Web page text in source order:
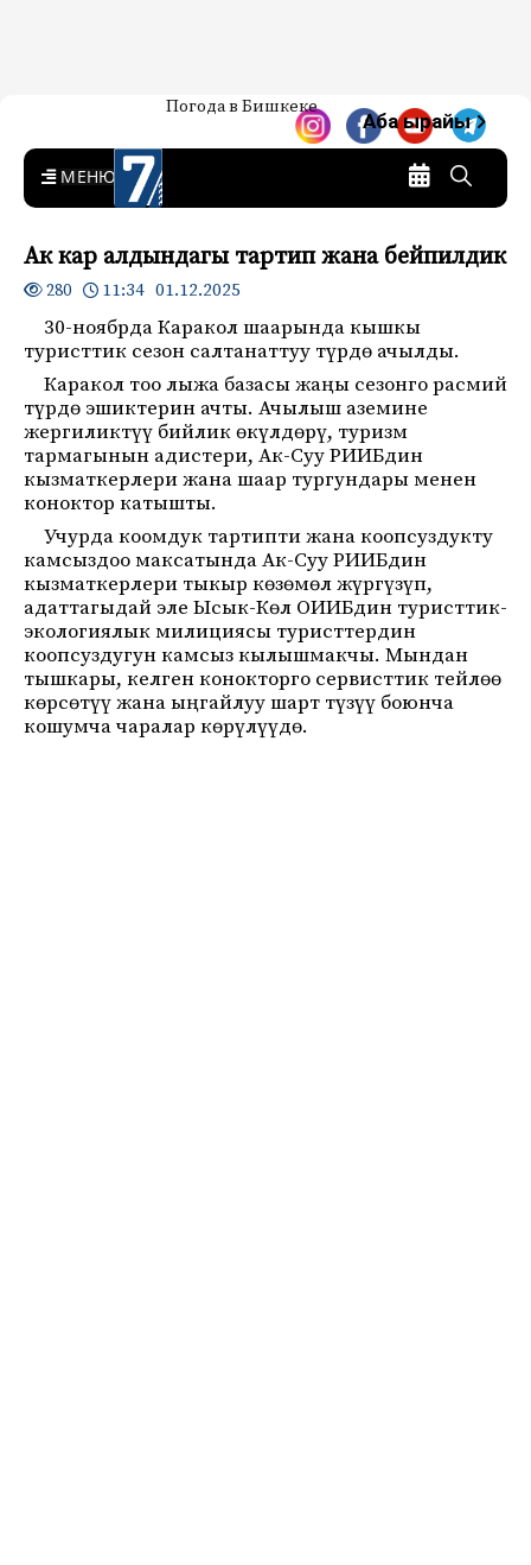
7-канал. Жаңылыктар —
Кыргызстан
Жаңылыктар — Кыргызстан
Погода в Бишкеке
Аба ырайы
MENU
Ак кар алдындагы тартип жана бейпилдик
280 11:34 01.12.2025
30-ноябрда Каракол шаарында кышкы
туристтик сезон салтанаттуу түрдө ачылды.
Каракол тоо лыжа базасы жаңы сезонго расмий
түрдө эшиктерин ачты. Ачылыш аземине
жергиликтүү бийлик өкүлдөрү, туризм
тармагынын адистери, Ак-Суу РИИБдин
кызматкерлери жана шаар тургундары менен
коноктор катышты.
Учурда коомдук тартипти жана коопсуздукту
камсыздоо максатында Ак-Суу РИИБдин
кызматкерлери тыкыр көзөмөл жүргүзүп,
адаттагыдай эле Ысык-Көл ОИИБдин туристтик-
экологиялык милициясы туристтердин
коопсуздугун камсыз кылышмакчы. Мындан
тышкары, келген конокторго сервисттик тейлөө
көрсөтүү жана ыңгайлуу шарт түзүү боюнча
кошумча чаралар көрүлүүдө.